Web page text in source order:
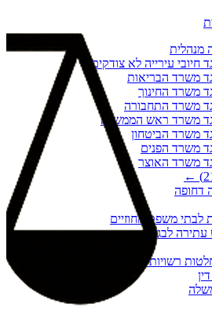
מנהלית
חיובי עירייה לא צודקים
משרד הבריאות
משרד החינוך
משרד התחבורה
משרד ראש הממשלה
משרד הביטחון
משרד הפנים
משרד האוצר
) ←
דחופה
לבתי משפט מחוזיים
עתירה לבג"ץ
רשויות מקומיות